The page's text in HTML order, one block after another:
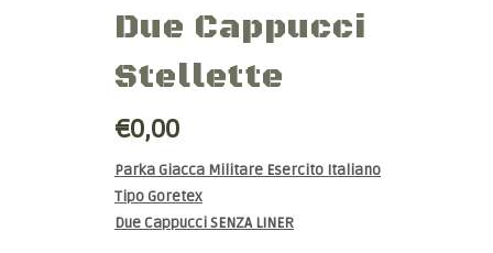
Due Cappucci
Stellette
€0,00
Parka Giacca Militare Esercito Italiano
Tipo Goretex
Due Cappucci SENZA LINER